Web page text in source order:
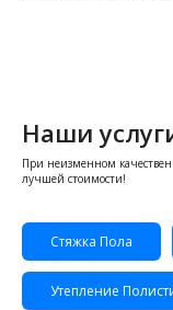
Наши
При неизменном
лучшей стоимости!
Стяжка Пола
Утепление